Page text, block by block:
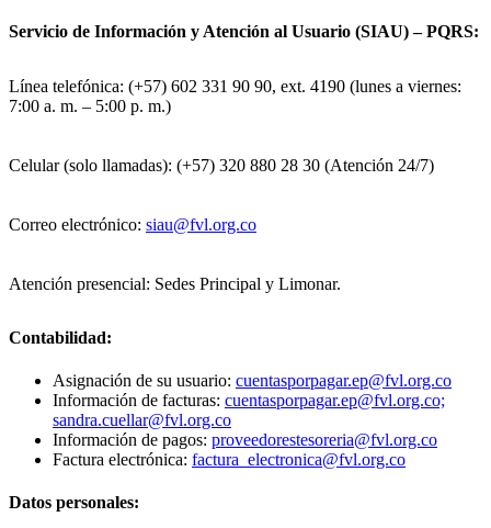
Servicio de Información y Atención al Usuario (SIAU) – PQRS:
Línea telefónica: (+57) 602 331 90 90, ext. 4190 (lunes a viernes:
7:00 a. m. – 5:00 p. m.)
Celular (solo llamadas): (+57) 320 880 28 30 (Atención 24/7)
Correo electrónico: siau@fvl.org.co
Atención presencial: Sedes Principal y Limonar.
Contabilidad:
Asignación de su usuario: cuentasporpagar.ep@fvl.org.co
Información de facturas: cuentasporpagar.ep@fvl.org.co;
sandra.cuellar@fvl.org.co
Información de pagos: proveedorestesoreria@fvl.org.co
Factura electrónica: factura_electronica@fvl.org.co
Datos personales: